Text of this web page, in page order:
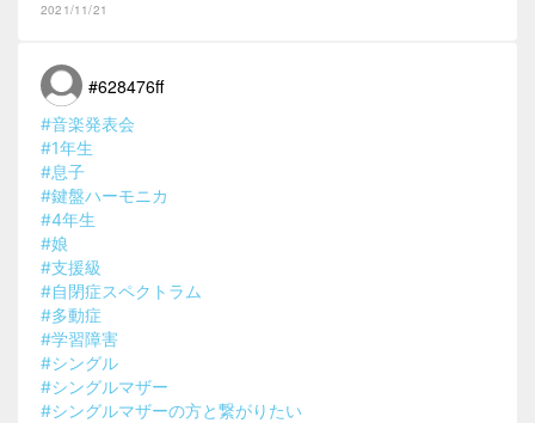
2021/11/21
#628476ff
#音楽発表会
#1年生
#息子
#鍵盤ハーモニカ
#4年生
#娘
#支援級
#自閉症スペクトラム
#多動症
#学習障害
#シングル
#シングルマザー
#シングルマザーの方と繋がりたい